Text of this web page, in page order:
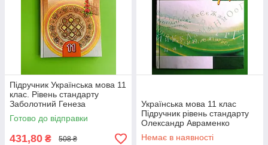
Підручник Українська мова 11
клас. Рівень стандарту
Заболотний Генеза
Готово до відправки
431,80 ₴ 508 ₴
Українська мова 11 клас
Підручник рівень стандарту
Олександр Авраменко
Грамота
Немає в наявності